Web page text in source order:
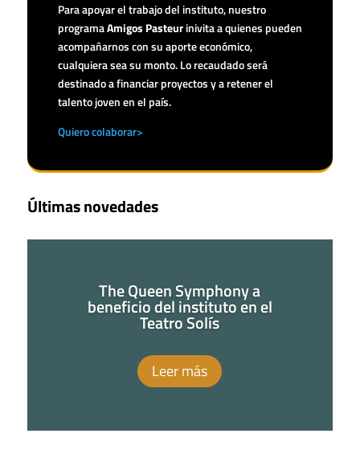
Para apoyar el trabajo del instituto, nuestro
programaAmigos Pasteur inivita a quienes pueden
acompañarnos con su aporte económico,
cualquiera sea su monto. Lo recaudado será
destinado a financiar proyectos y a retener el
talento joven en el país.
Quiero colaborar>
Últimas novedades
The Queen Symphony a
beneficio del instituto en el
Teatro Solís
Leer más